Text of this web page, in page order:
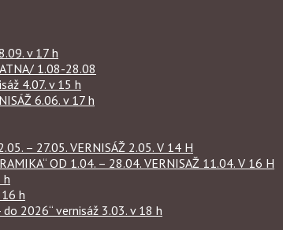
v 17 h
1.08-28.08
4.07. v 15 h
6.06. v 17 h
– 27.05. VERNISÁŽ 2.05. V 14 H
OD 1.04. – 28.04. VERNISAŽ 11.04. V 16 H
h
h
do 2026“ vernisáž 3.03. v 18 h